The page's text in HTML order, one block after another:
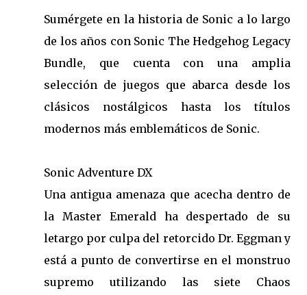
Sumérgete en la historia de Sonic a lo largo
de los años con Sonic The Hedgehog Legacy
Bundle, que cuenta con una amplia
selección de juegos que abarca desde los
clásicos nostálgicos hasta los títulos
modernos más emblemáticos de Sonic.
Sonic Adventure DX
Una antigua amenaza que acecha dentro de
la Master Emerald ha despertado de su
letargo por culpa del retorcido Dr. Eggman y
está a punto de convertirse en el monstruo
supremo utilizando las siete Chaos